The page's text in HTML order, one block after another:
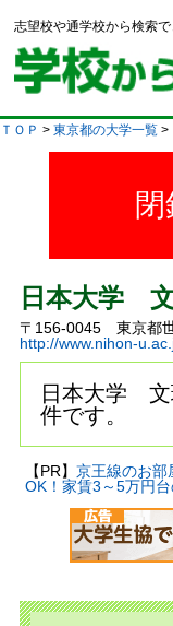
志望校や通学校から検索
ＴＯＰ > 東京都の大学一覧 >
日本大学
〒156-0045 東京都
http://www.nihon-
日本大学 文
件です。
【PR】 京王線のお部
OK！家賃3～5万円